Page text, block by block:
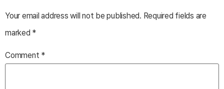
Your email address will not be published. Required fields are
marked *
Comment *